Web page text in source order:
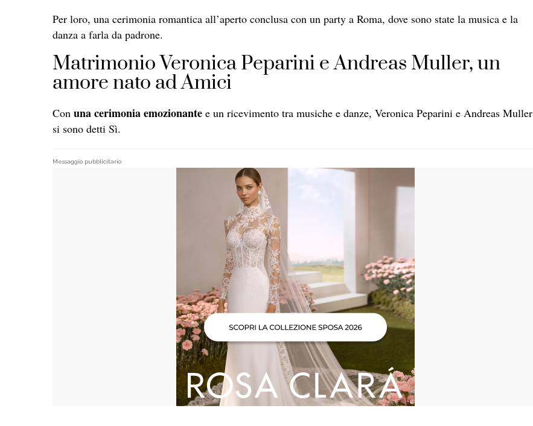
Per loro, una cerimonia romantica all’aperto conclusa con un party a Roma, dove sono state la musica e la
danza a farla da padrone.
Matrimonio Veronica Peparini e Andreas Muller, un
amore nato ad Amici
Con una cerimonia emozionante e un ricevimento tra musiche e danze, Veronica Peparini e Andreas Muller
si sono detti Sì.
Messaggio pubblicitario